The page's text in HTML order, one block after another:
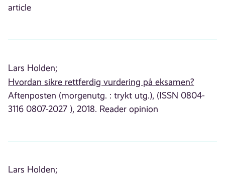
article
Lars Holden;
Hvordan sikre rettferdig vurdering på eksamen?
Aftenposten (morgenutg. : trykt utg.), (ISSN 0804-
3116 0807-2027 ), 2018. Reader opinion
Lars Holden;